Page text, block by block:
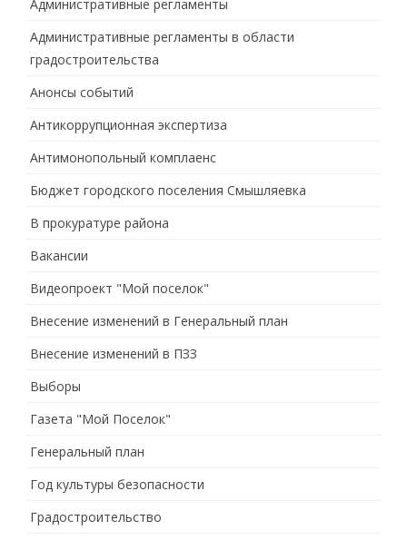
Административные регламенты
Административные регламенты в области
градостроительства
Анонсы событий
Антикоррупционная экспертиза
Антимонопольный комплаенс
Бюджет городского поселения Смышляевка
В прокуратуре района
Вакансии
Видеопроект "Мой поселок"
Внесение изменений в Генеральный план
Внесение изменений в ПЗЗ
Выборы
Газета "Мой Поселок"
Генеральный план
Год культуры безопасности
Градостроительство